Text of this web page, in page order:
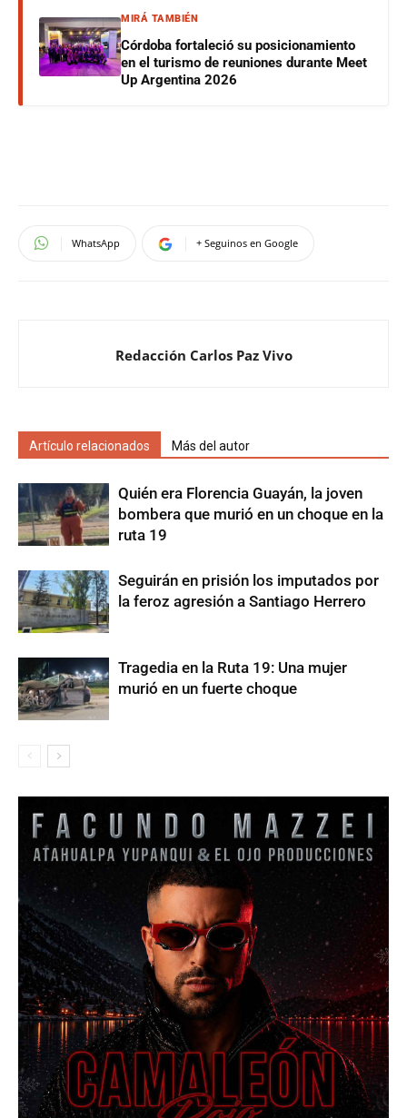
MIRÁ TAMBIÉN
Córdoba fortaleció su posicionamiento
en el turismo de reuniones durante Meet
Up Argentina 2026
WhatsApp + Seguinos en Google
Redacción Carlos Paz Vivo
Artículo relacionados Más del autor
Quién era Florencia Guayán, la joven
bombera que murió en un choque en la
ruta 19
Seguirán en prisión los imputados por
la feroz agresión a Santiago Herrero
Tragedia en la Ruta 19: Una mujer
murió en un fuerte choque